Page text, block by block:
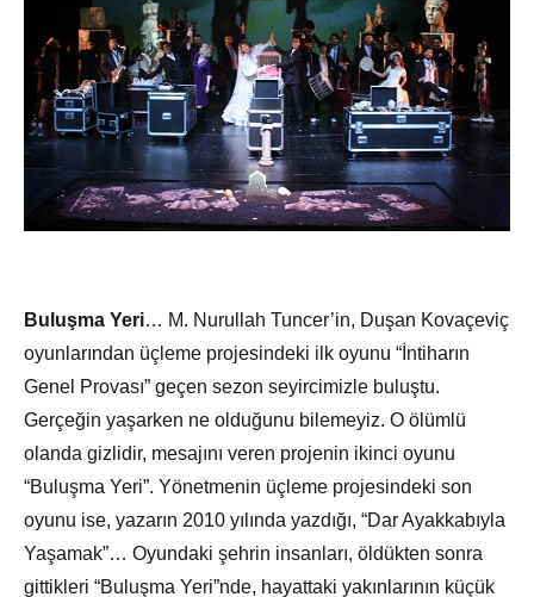
Buluşma Yeri… M. Nurullah Tuncer’in, Duşan Kovaçeviç
oyunlarından üçleme projesindeki ilk oyunu “İntiharın
Genel Provası” geçen sezon seyircimizle buluştu.
Gerçeğin yaşarken ne olduğunu bilemeyiz. O ölümlü
olanda gizlidir, mesajını veren projenin ikinci oyunu
“Buluşma Yeri”. Yönetmenin üçleme projesindeki son
oyunu ise, yazarın 2010 yılında yazdığı, “Dar Ayakkabıyla
Yaşamak”… Oyundaki şehrin insanları, öldükten sonra
gittikleri “Buluşma Yeri”nde, hayattaki yakınlarının küçük